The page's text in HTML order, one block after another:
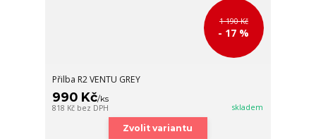
1 190 Kč
- 17 %
Přilba R2 VENTU GREY
990 Kč/ks
818 Kč bez DPH skladem
Zvolit variantu